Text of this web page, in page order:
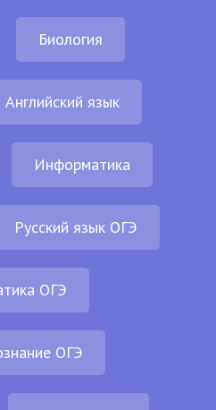
Биология
Английский язык
Информатика
Русский язык ОГЭ
ОГЭ
ОГЭ